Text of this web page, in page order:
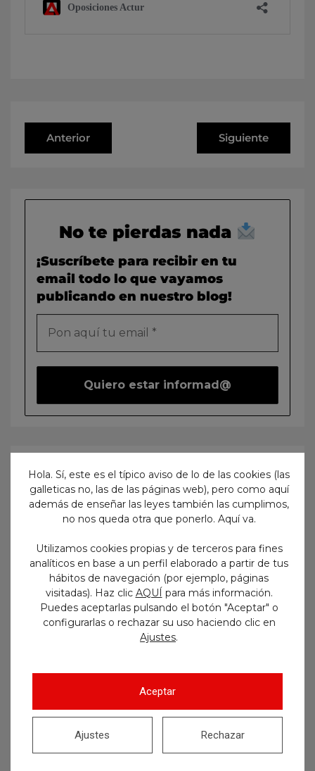
Anterior Siguiente
No te pierdas nada
¡Suscríbete para recibir en tu
email todo lo que vayamos
publicando en nuestro blog!
Hola. Sí, este es el típico aviso de lo de las cookies (las
galleticas no, las de las páginas web), pero como aquí
además de enseñar las leyes también las cumplimos,
no nos queda otra que ponerlo. Aquí va.
Utilizamos cookies propias y de terceros para fines
analíticos en base a un perfil elaborado a partir de tus
hábitos de navegación (por ejemplo, páginas
visitadas). Haz clic AQUÍ para más información.
Puedes aceptarlas pulsando el botón "Aceptar" o
configurarlas o rechazar su uso haciendo clic en
Ajustes.
Aceptar
Rechazar
Ajustes